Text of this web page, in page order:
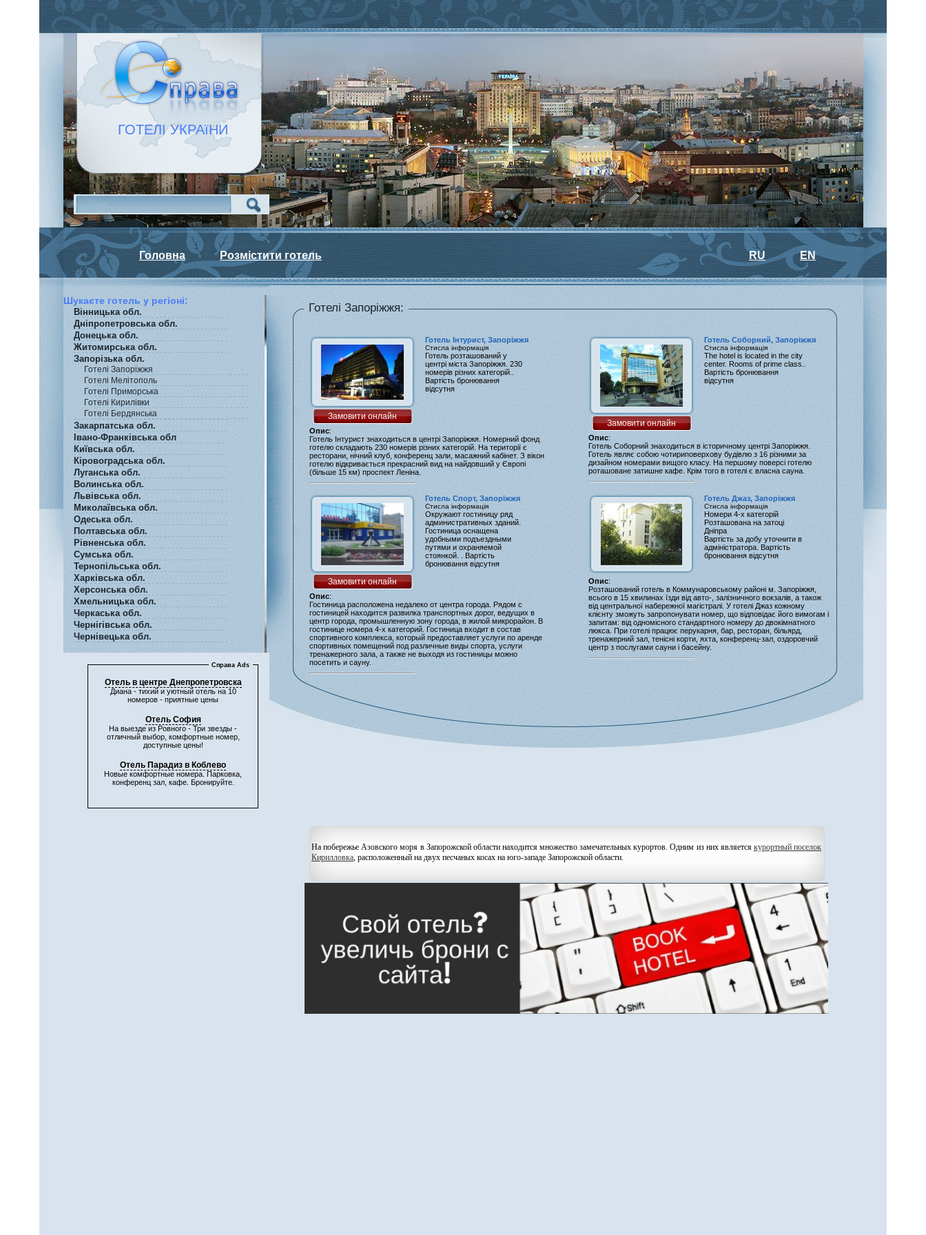
ГОТЕЛІ УКРАїНИ
Головна Розмістити готель RU EN
Готелі Запорiжжя:
Замовити онлайн
Готель Інтурист, Запоріжжя
Стисла інформація
Готель розташований у
центрі міста Запоріжжя. 230
номерів різних категорій..
Вартість бронювання
відсутня
Опис:
Готель Інтурист знаходиться в центрі Запоріжжя. Номерний фонд
готелю складають 230 номерів різних категорій. На території є
ресторани, нічний клуб, конференц зали, масажний кабінет. З вікон
готелю відкривається прекрасний вид на найдовший у Європі
(більше 15 км) проспект Леніна.
Замовити онлайн
Готель Соборний, Запоріжжя
Стисла інформація
The hotel is located in the city
center. Rooms of prime class..
Вартість бронювання
відсутня
Опис:
Готель Соборний знаходиться в історичному центрі Запоріжжя.
Готель являє собою чотириповерхову будівлю з 16 різними за
дизайном номерами вищого класу. На першому поверсі готелю
роташоване затишне кафе. Крім того в готелі є власна сауна.
Замовити онлайн
Готель Спорт, Запоріжжя
Стисла інформація
Окружают гостиницу ряд
административных зданий.
Гостиница оснащена
удобными подъездными
путями и охраняемой
стоянкой. . Вартість
бронювання відсутня
Опис:
Гостиница расположена недалеко от центра города. Рядом с
гостиницей находится развилка транспортных дорог, ведущих в
центр города, промышленную зону города, в жилой микрорайон. В
гостинице номера 4-х категорий. Гостиница входит в состав
спортивного комплекса, который предоставляет услуги по аренде
спортивных помещений под различные виды спорта, услуги
тренажерного зала, а также не выходя из гостиницы можно
посетить и сауну.
Готель Джаз, Запоріжжя
Стисла інформація
Номери 4-х категорій
Розташована на затоці
Дніпра
Вартість за добу уточнити в
адміністратора. Вартість
бронювання відсутня
Опис:
Розташований готель в Коммунаровському районі м. Запоріжжя,
всього в 15 хвилинах їзди від авто-, залізничного вокзалів, а також
від центральної набережної магістралі. У готелі Джаз кожному
клієнту зможуть запропонувати номер, що відповідає його вимогам і
запитам: від одномісного стандартного номеру до двокімнатного
люкса. При готелі працює перукарня, бар, ресторан, більярд,
тренажерний зал, тенісні корти, яхта, конференц-зал, оздоровчий
центр з послугами сауни і басейну.
На побережье Азовского моря в Запорожской области находится множество замечательных курортов. Одним из них является курортный поселок
Кирилловка, расположенный на двух песчаных косах на юго-западе Запорожской области.
Шукаєте готель у регiонi:
Вінницька обл.
Дніпропетровська обл.
Донецька обл.
Житомирська обл.
Запорізька обл.
Готелі Запорiжжя
Готелі Мелітополь
Готелі Приморська
Готелі Кирилівки
Готелі Бердянська
Закарпатська обл.
Івано-Франківська обл
Київська обл.
Кіровоградська обл.
Луганська обл.
Волинська обл.
Львівська обл.
Миколаївська обл.
Одеська обл.
Полтавська обл.
Рівненська обл.
Сумська обл.
Тернопільська обл.
Харківська обл.
Херсонська обл.
Хмельницька обл.
Черкаська обл.
Чернігівська обл.
Чернівецька обл.
Справа Ads
Отель в центре Днепропетровска
Диана - тихий и уютный отель на 10
номеров - приятные цены
Отель София
На выезде из Ровного - Три звезды -
отличный выбор, комфортные номер,
доступные цены!
Отель Парадиз в Коблево
Новые комфортные номера. Парковка,
конференц зал, кафе. Бронируйте.